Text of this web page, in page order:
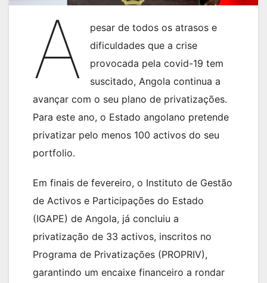
A
pesar de todos os atrasos e
dificuldades que a crise
provocada pela covid-19 tem
suscitado, Angola continua a
avançar com o seu plano de privatizações.
Para este ano, o Estado angolano pretende
privatizar pelo menos 100 activos do seu
portfolio.
Em finais de fevereiro, o Instituto de Gestão
de Activos e Participações do Estado
(IGAPE) de Angola, já concluiu a
privatização de 33 activos, inscritos no
Programa de Privatizações (PROPRIV),
garantindo um encaixe financeiro a rondar